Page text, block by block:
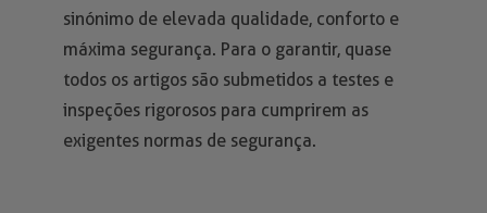
sinónimo de elevada qualidade, conforto e
máxima segurança. Para o garantir, quase
todos os artigos são submetidos a testes e
inspeções rigorosos para cumprirem as
exigentes normas de segurança.